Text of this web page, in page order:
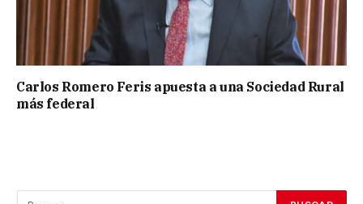
Carlos Romero Feris apuesta a una Sociedad Rural
más federal